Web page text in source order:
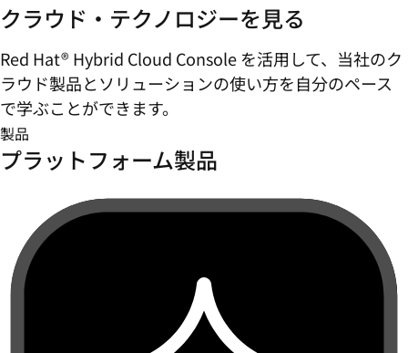
クラウド・テクノロジーを見る
Red Hat® Hybrid Cloud Console を活用して、当社のク
ラウド製品とソリューションの使い方を自分のペース
で学ぶことができます。
製品
プラットフォーム製品